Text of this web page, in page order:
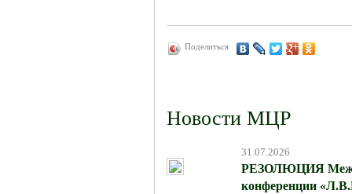
Поделиться
Новости МЦР
31.07.2026
РЕЗОЛЮЦИЯ
конференции